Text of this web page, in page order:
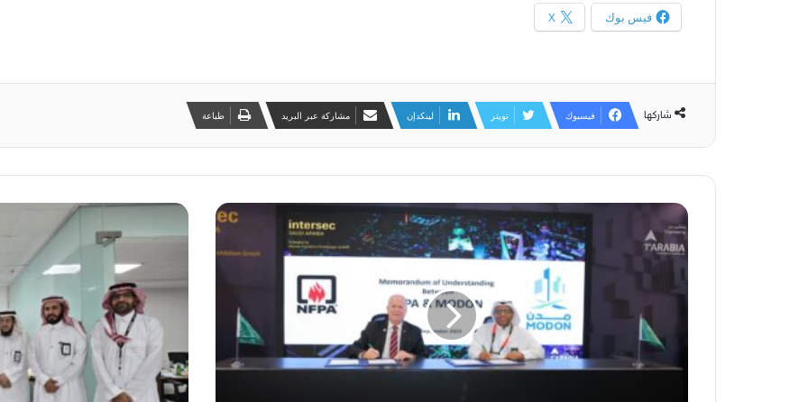
فيس بوك X
شاركها فيسبوك تويتر لينكدإن مشاركة عبر البريد طباعة